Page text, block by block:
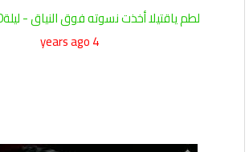
لطم ياقتيلا أخذت نسوته فوق النياق - ليلة20 صفر 1441
4 years ago